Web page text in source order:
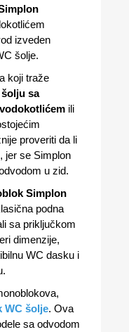
izveden
šolje.
koji traže
šolju sa
ili
proveriti da li
jer se Simplon
u zid.
Simplon
podna
sa priključkom
dimenzije,
WC dasku i
WC šolje. Ova
sa odvodom